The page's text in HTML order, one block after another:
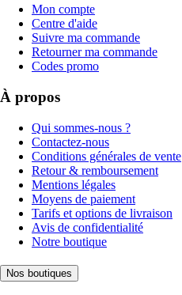
Mon compte
Centre d'aide
Suivre ma commande
Retourner ma commande
Codes promo
À propos
Qui sommes-nous ?
Contactez-nous
Conditions générales de vente
Retour & remboursement
Mentions légales
Moyens de paiement
Tarifs et options de livraison
Avis de confidentialité
Notre boutique
Nos boutiques